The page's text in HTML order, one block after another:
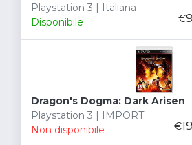
Playstation 3 | Italiana
Disponibile
€
Dragon's Dogma: Dark Arisen
Playstation 3 | IMPORT
Non disponibile
€